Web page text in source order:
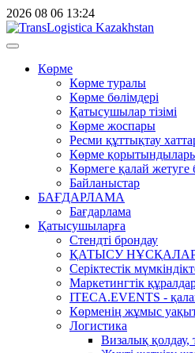
2026 08 06 13:24
Көрме
Көрме туралы
Көрме бөлімдері
Қатысушылар тізімі
Көрме жоспары
Ресми құттықтау
Көрме
Көрмеге қалай жетуге
Байланыстар
БАҒДАРЛАМА
Бағдарлама
Қатысушыларға
Стендті брондау
ҚАТЫСУ
Серіктестік
Маркетингтік
ITECA.EVENTS -
Көрменің жұмыс
Логистика
Визалық қолдау,